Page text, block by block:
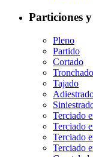
Particiones
Pleno
Partido
Cortado
Tronchado
Tajado
Terciado
Terciado
Terciado
Terciado